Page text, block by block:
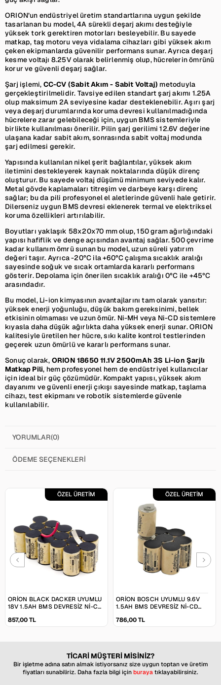
ORION’un endüstriyel üretim standartlarına uygun şekilde
tasarlanan bu model, 4A sürekli deşarj akımı desteğiyle
yüksek tork gerektiren motorları besleyebilir. Bu sayede
matkap, taş motoru veya vidalama cihazları gibi yüksek akım
çeken ekipmanlarda güvenilir performans sunar. Ayrıca deşarj
kesme voltajı 8.25V olarak belirlenmiş olup, hücrelerin ömrünü
korur ve güvenli deşarj sağlar.
Şarj işlemi, CC-CV (Sabit Akım - Sabit Voltaj) metoduyla
gerçekleştirilmelidir. Tavsiye edilen standart şarj akımı 1.25A
olup maksimum 2A seviyesine kadar desteklenebilir. Aşırı şarj
veya deşarj durumlarında koruma devresi kullanılmadığında
hücrelere zarar gelebileceği için, uygun BMS sistemleriyle
birlikte kullanılması önerilir. Pilin şarj gerilimi 12.6V değerine
ulaşana kadar sabit akım, sonrasında sabit voltaj modunda
şarj edilmesi gerekir.
Yapısında kullanılan nikel şerit bağlantılar, yüksek akım
iletimini destekleyerek kaynak noktalarında düşük direnç
oluşturur. Bu sayede voltaj düşümü minimum seviyede kalır.
Metal gövde kaplamaları titreşim ve darbeye karşı direnç
sağlar; bu da pili profesyonel el aletlerinde güvenli hale getirir.
Dilerseniz uygun BMS devresi eklenerek termal ve elektriksel
koruma özellikleri artırılabilir.
Boyutları yaklaşık 58x20x70 mm olup, 150 gram ağırlığındaki
yapısı hafiflik ve denge açısından avantaj sağlar. 500 çevrime
kadar kullanım ömrü sunan bu model, uzun süreli yatırım
değeri taşır. Ayrıca -20°C ila +60°C çalışma sıcaklık aralığı
sayesinde soğuk ve sıcak ortamlarda kararlı performans
gösterir. Depolama için önerilen sıcaklık aralığı 0°C ile +45°C
arasındadır.
Bu model, Li-ion kimyasının avantajlarını tam olarak yansıtır:
yüksek enerji yoğunluğu, düşük bakım gereksinimi, bellek
etkisinin olmaması ve uzun ömür. Ni-MH veya Ni-CD sistemlere
kıyasla daha düşük ağırlıkta daha yüksek enerji sunar. ORION
kalitesiyle üretilen her hücre, sıkı kalite kontrol testlerinden
geçerek uzun ömürlü ve kararlı performans sunar.
Sonuç olarak, ORION 18650 11.1V 2500mAh 3S Li-ion Şarjlı
Matkap Pili, hem profesyonel hem de endüstriyel kullanıcılar
için ideal bir güç çözümüdür. Kompakt yapısı, yüksek akım
dayanımı ve güvenli enerji çıkışı sayesinde matkap, taşlama
cihazı, test ekipmanı ve robotik sistemlerde güvenle
kullanılabilir.
YORUMLAR(0)
ÖDEME SEÇENEKLERI
ORION BLACK DACKER UYUMLU
18V 1.5AH BMS DEVRESIZ NI-CD
857,00 TL
ÖZEL ÜRETİM
ORION BOSCH UYUMLU 9.6V
1.5AH BMS DEVRESIZ NI-CD
786,00 TL
ÖZEL ÜRETİM
TİCARİ MÜŞTERİ MİSİNİZ?
Bir işletme adına satın almak istiyorsanız size uygun toptan ve üretim
fiyatları sunabiliriz. Daha fazla bilgi için burayatıklayabilirsiniz.